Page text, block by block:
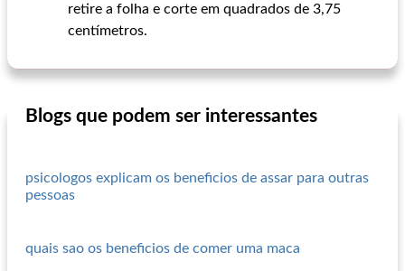
retire a folha e corte em quadrados de 3,75
centímetros.
Blogs que podem ser interessantes
psicologos explicam os beneficios de assar para outras
pessoas
quais sao os beneficios de comer uma maca